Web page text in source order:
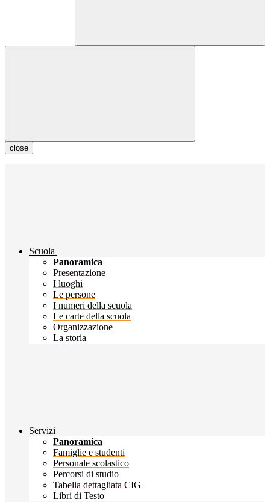
close
Scuola
Panoramica
Presentazione
I luoghi
Le persone
I numeri della scuola
Le carte della scuola
Organizzazione
La storia
Servizi
Panoramica
Famiglie e studenti
Personale scolastico
Percorsi di studio
Tabella dettagliata CIG
Libri di Testo